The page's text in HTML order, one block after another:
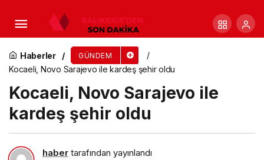
Haberler GÜNDEM
Kocaeli, Novo Sarajevo ile kardeş şehir oldu
Kocaeli, Novo Sarajevo ile
kardeş şehir oldu
haber tarafından yayınlandı
İzmir’in kimliğini yansıtan simgesel durak